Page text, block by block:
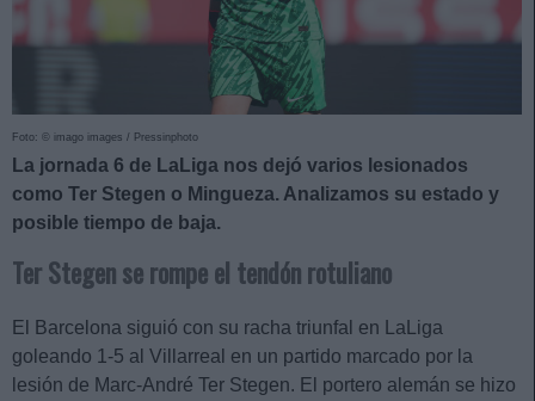
Foto: © imago images / Pressinphoto
La jornada 6 de LaLiga nos dejó varios lesionados
como Ter Stegen o Mingueza. Analizamos su estado y
posible tiempo de baja.
Ter Stegen se rompe el tendón rotuliano
El Barcelona siguió con su racha triunfal en LaLiga
goleando 1-5 al Villarreal en un partido marcado por la
lesión de Marc-André Ter Stegen. El portero alemán se hizo